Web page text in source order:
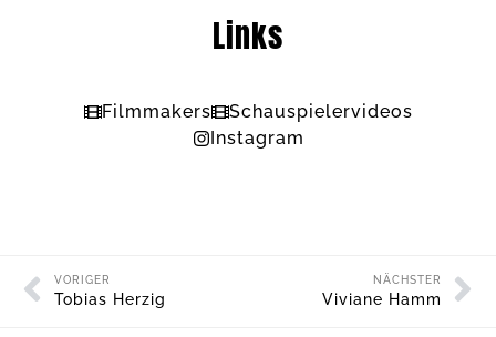
Links
Filmmakers
Schauspielervideos
Instagram
VORIGER
Tobias Herzig
NÄCHSTER
Viviane Hamm